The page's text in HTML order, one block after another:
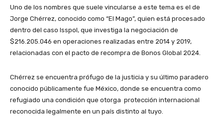
Uno de los nombres que suele vincularse a este tema es el de
Jorge Chérrez, conocido como “El Mago”, quien está procesado
dentro del caso Isspol, que investiga la negociación de
$216.205.046 en operaciones realizadas entre 2014 y 2019,
relacionadas con el pacto de recompra de Bonos Global 2024.
Chérrez se encuentra prófugo de la justicia y su último paradero
conocido públicamente fue México, donde se encuentra como
refugiado una condición que otorga protección internacional
reconocida legalmente en un país distinto al tuyo.